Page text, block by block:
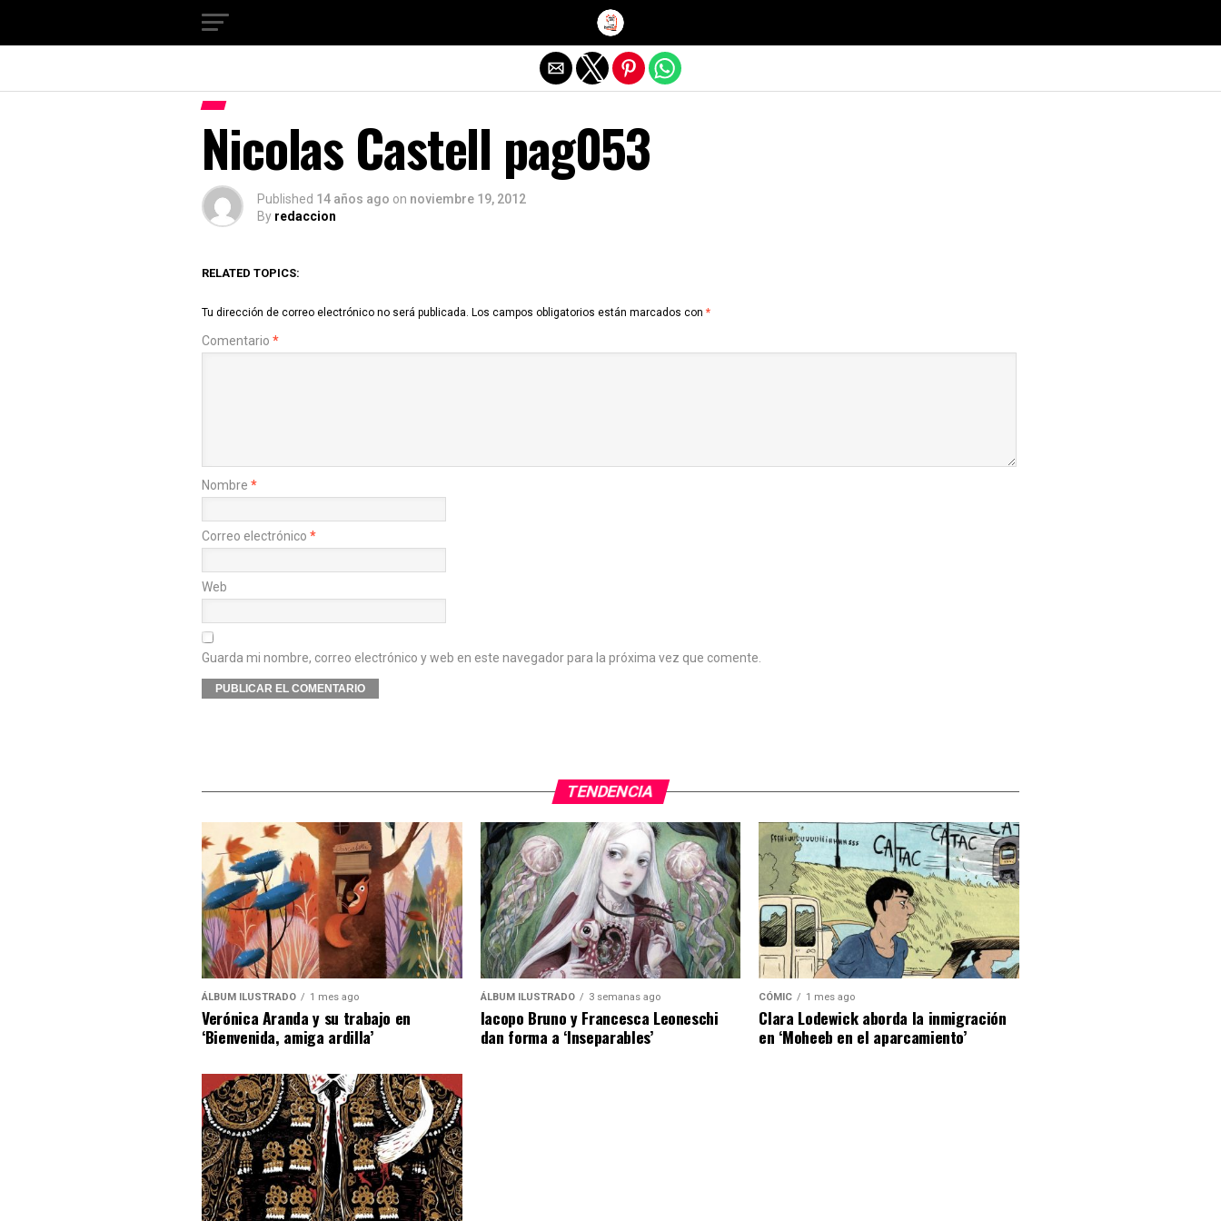
Nicolas Castell pag053
Published 14 años ago on noviembre 19, 2012
By redaccion
RELATED TOPICS:
Tu dirección de correo electrónico no será publicada. Los campos obligatorios están marcados con *
Comentario *
Nombre *
Correo electrónico *
Web
Guarda mi nombre, correo electrónico y web en este navegador para la próxima vez que comente.
TENDENCIA
ÁLBUM ILUSTRADO 1 mes ago
Verónica Aranda y su trabajo en
‘Bienvenida, amiga ardilla’
ÁLBUM ILUSTRADO 3 semanas ago
Iacopo Bruno y Francesca Leoneschi
dan forma a ‘Inseparables’
CÓMIC 1 mes ago
Clara Lodewick aborda la inmigración
en ‘Moheeb en el aparcamiento’
Salir de la versión móvil